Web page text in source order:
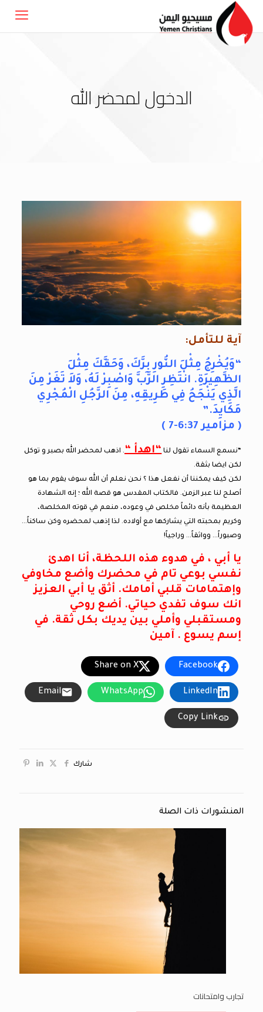
الدخول لمحضر الله
آية للتأمل:
“وَيُخْرِجُ مِثْلَ النُّورِ بِرَّكَ، وَحَقَّكَ مِثْلَ
الظَّهِيرَةِ. انْتَظِرِ الرَّبَّ وَاصْبِرْ لَهُ، وَلاَ تَغَرْ مِنَ
الَّذِي يَنْجَحُ فِي طَرِيقِهِ، مِنَ الرَّجُلِ الْمُجْرِي
مَكَايِدَ.”
( مزامير 6:37-7 )
“نسمع السماء تقول لنا “اهدأ “. اذهب لمحضر الله بصبر و توكل
لكن ايضا بثقة.
لكن كيف يمكننا أن نفعل هذا ؟ نحن نعلم أن الله سوف يقوم بما هو
أصلح لنا عبر الزمن. فالكتاب المقدس هو قصة الله ؛ إنه الشهادة
العظيمة بأنه دائماً مخلص في وعوده، منعم في قوته المخلصة،
وكريم بمحبته التي يشاركها مع أولاده. لذا إذهب لمحضره وكن ساكناً…
وصبوراً… وواثقاً… وراجياً!
يا أبي ، في هدوء هذه اللحظة، أنا اهدئ
نفسي بوعي تام في محضرك وأضع مخاوفي
وإهتمامات قلبي أمامك. أثق يا أبي العزيز
انك سوف تفدي حياتي. أضع روحي
ومستقبلي وأملي بين يديك بكل ثقة. في
إسم يسوع . آمين
Facebook
Share on X
LinkedIn
WhatsApp
Email
Copy Link
شارك
المنشورات ذات الصلة
تجارب وامتحانات